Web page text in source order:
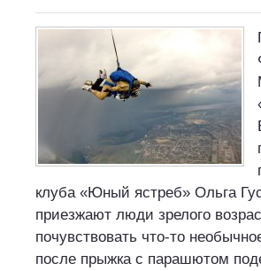
клуба «Юный ястреб» Ольга
приезжают люди зрелого
почувствовать что-то
после прыжка с парашютом